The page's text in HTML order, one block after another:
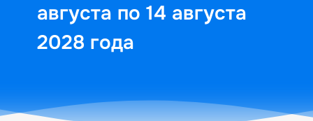
августа по 14 августа
2028 года